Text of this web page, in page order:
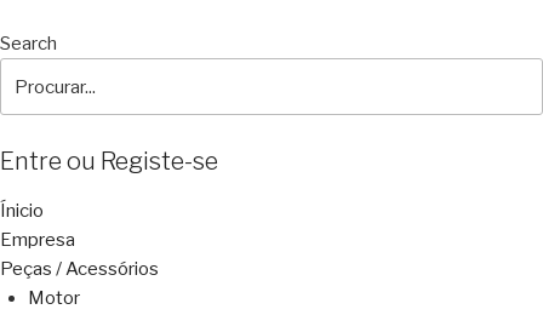
Search
Entre ou Registe-se
Ínicio
Empresa
Peças / Acessórios
Motor